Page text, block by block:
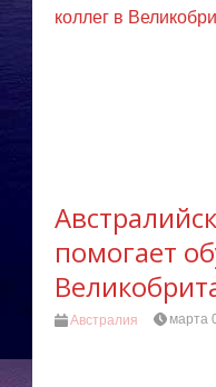
помогает
Австралия марта